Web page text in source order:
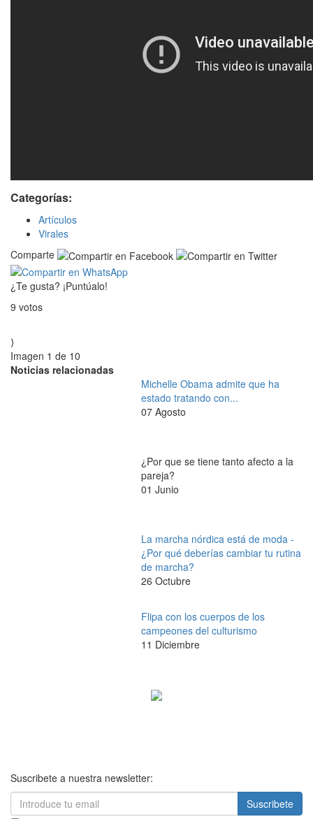
Categorías:
Artículos
Virales
Comparte
¿Te gusta? ¡Puntúalo!
9 votos
⟩
Imagen 1 de 10
Noticias relacionadas
Michelle Obama admite que ha
estado tratando con...
07 Agosto
¿Por que se tiene tanto afecto a la
pareja?
01 Junio
La marcha nórdica está de moda -
¿Por qué deberías cambiar tu rutina
de marcha?
26 Octubre
Flipa con los cuerpos de los
campeones del culturismo
11 Diciembre
Suscribete a nuestra newsletter:
Suscribete